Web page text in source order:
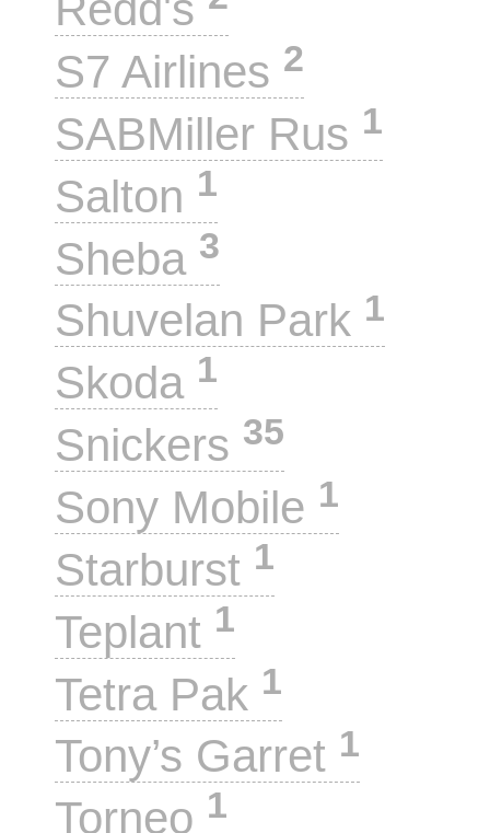
S7 Airlines 2
SABMiller Rus 1
Salton 1
Sheba 3
Shuvelan Park 1
Skoda 1
Snickers 35
Sony Mobile 1
Starburst 1
Teplant 1
Tetra Pak 1
Tony’s Garret 1
Torneo 1